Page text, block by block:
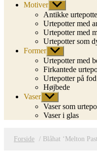
Motiver Vis
undermenu
Antikke
Urtepotter med
Urtepotter med
Urtepotter som
Former Vis
undermenu
Urtepotter med
Firkantede
Urtepotter på fod
Højbede
Vaser Vis
undermenu
Vaser som
Vaser i glas
Forside / Blåhat ‘Melton